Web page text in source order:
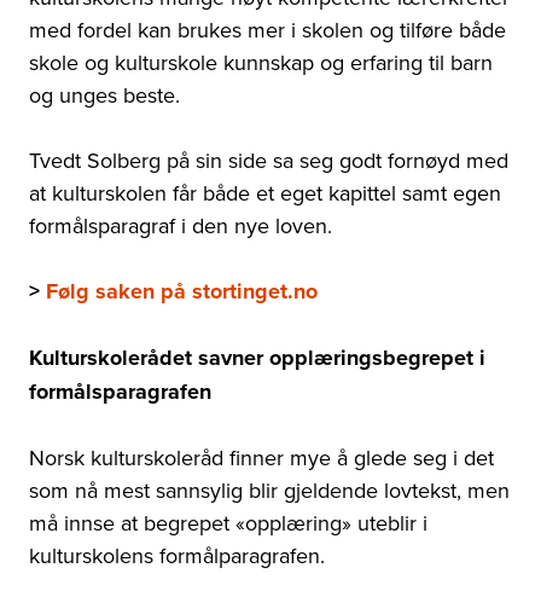
med fordel kan brukes mer i skolen og tilføre både
skole og kulturskole kunnskap og erfaring til barn
og unges beste.
Tvedt Solberg på sin side sa seg godt fornøyd med
at kulturskolen får både et eget kapittel samt egen
formålsparagraf i den nye loven.
> Følg saken på stortinget.no
Kulturskolerådet savner opplæringsbegrepet i
formålsparagrafen
Norsk kulturskoleråd finner mye å glede seg i det
som nå mest sannsylig blir gjeldende lovtekst, men
må innse at begrepet «opplæring» uteblir i
kulturskolens formålparagrafen.